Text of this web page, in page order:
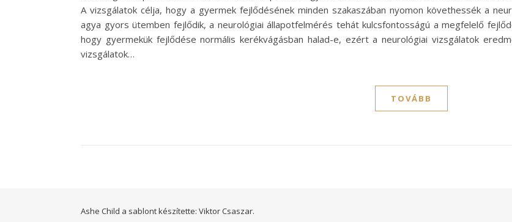
A vizsgálatok célja, hogy a gyermek fejlődésének minden szakaszában nyomon követhessék a
agya gyors ütemben fejlődik, a neurológiai állapotfelmérés tehát kulcsfontosságú a megfelelő
hogy gyermekük fejlődése normális kerékvágásban halad-e, ezért a neurológiai vizsgálatok
vizsgálatok…
TOVÁBB
Ashe Child a sablont készítette: Viktor Csaszar.